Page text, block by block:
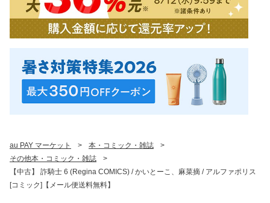
au PAY マーケット > 本・コミック・雑誌
>
その他本・コミック・雑誌
>
【中古】 詐騎士 6 (Regina COMICS) / かいとーこ、麻菜摘 / アルファポリス
[コミック]【メール便送料無料】